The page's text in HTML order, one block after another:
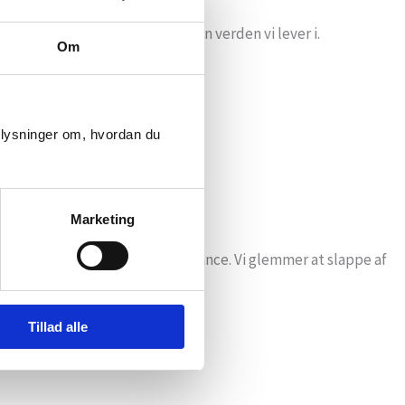
Om
om, hvordan du
Marketing
Tillad alle
og relatere til andre, og den verden vi lever i.
liv i glæde, overskud og balance. Vi glemmer at slappe af
op og mærke efter.
kroppens signaler.